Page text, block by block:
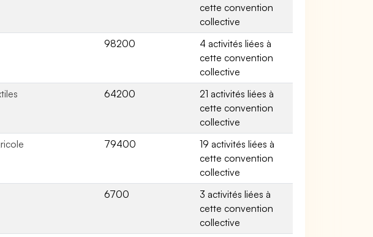
cette convention
collective
98200
4 activités liées à
cette convention
collective
64200
21 activités liées à
cette convention
collective
79400
19 activités liées à
cette convention
collective
6700
3 activités liées à
cette convention
collective